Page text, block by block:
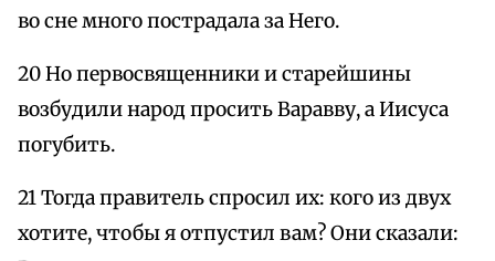
во сне много пострадала за Него.
20 Но первосвященники и старейшины
возбудили народ просить Варавву, а Иисуса
погубить.
21 Тогда правитель спросил их: кого из двух
хотите, чтобы я отпустил вам? Они сказали: